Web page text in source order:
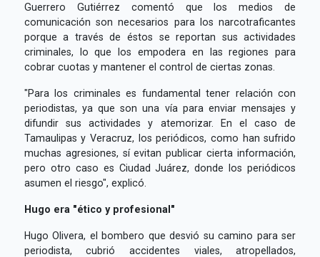
Guerrero Gutiérrez comentó que los medios de
comunicación son necesarios para los narcotraficantes
porque a través de éstos se reportan sus actividades
criminales, lo que los empodera en las regiones para
cobrar cuotas y mantener el control de ciertas zonas.
"Para los criminales es fundamental tener relación con
periodistas, ya que son una vía para enviar mensajes y
difundir sus actividades y atemorizar. En el caso de
Tamaulipas y Veracruz, los periódicos, como han sufrido
muchas agresiones, sí evitan publicar cierta información,
pero otro caso es Ciudad Juárez, donde los periódicos
asumen el riesgo", explicó.
Hugo era "ético y profesional"
Hugo Olivera, el bombero que desvió su camino para ser
periodista, cubrió accidentes viales, atropellados,